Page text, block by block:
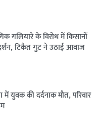
गलियारे के विरोध में किसानों
टिकैत गुट ने उठाई आवाज
में युवक की दर्दनाक मौत, परिवार